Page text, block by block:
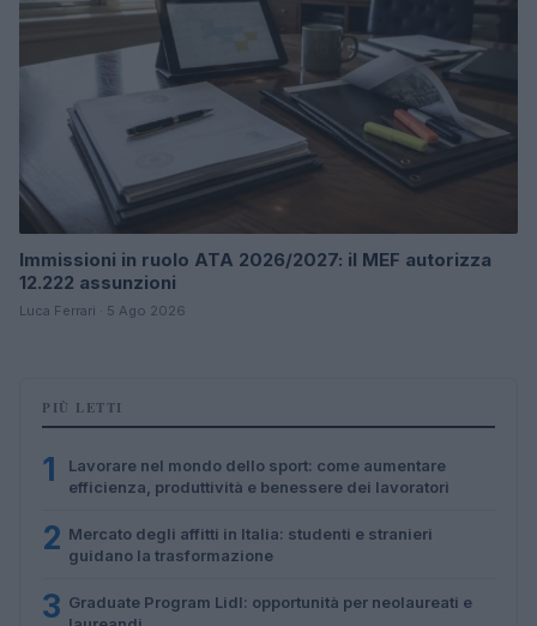
Immissioni in ruolo ATA 2026/2027: il MEF autorizza
12.222 assunzioni
Luca Ferrari · 5 Ago 2026
PIÙ LETTI
1
Lavorare nel mondo dello sport: come aumentare
efficienza, produttività e benessere dei lavoratori
2 Mercato degli affitti in Italia: studenti e stranieri
guidano la trasformazione
3 Graduate Program Lidl: opportunità per neolaureati e